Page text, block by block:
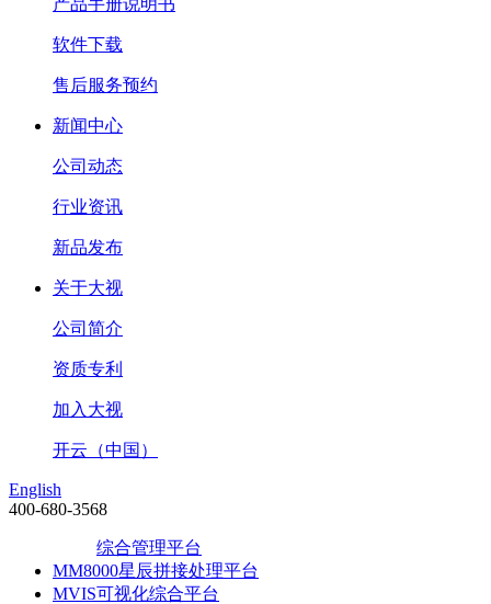
产品手册说明书
软件下载
售后服务预约
新闻中心
公司动态
行业资讯
新品发布
关于大视
公司简介
资质专利
加入大视
开云（中国）
English
400-680-3568
综合管理平台
MM8000星辰拼接处理平台
MVIS可视化综合平台